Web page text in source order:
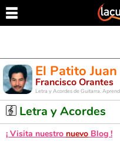
El Patito Juan
Francisco Orantes
Letra y Acordes de Guitarra.
Letra y Acordes
¡ Visita nuestro nuevo Blog !